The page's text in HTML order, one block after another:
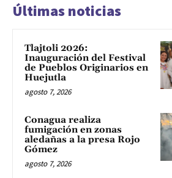
Últimas noticias
Tlajtoli 2026:
Inauguración del Festival
de Pueblos Originarios en
Huejutla
agosto 7, 2026
Conagua realiza
fumigación en zonas
aledañas a la presa Rojo
Gómez
agosto 7, 2026